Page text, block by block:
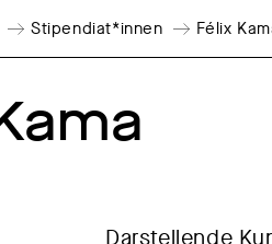
Stipendiat*innen Félix
Darstellende